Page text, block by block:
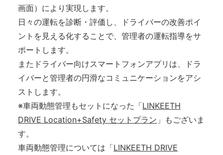
画面）により実現します。
日々の運転を診断・評価し、ドライバーの改善ポイ
ントを見える化することで、管理者の運転指導をサ
ポートします。
またドライバー向けスマートフォンアプリは、ドラ
イバーと管理者の円滑なコミュニケーションをアシ
ストします。
※車両動態管理もセットになった「LINKEETH
DRIVE Location+Safety セットプラン 」もございま
す。
車両動態管理については「LINKEETH DRIVE